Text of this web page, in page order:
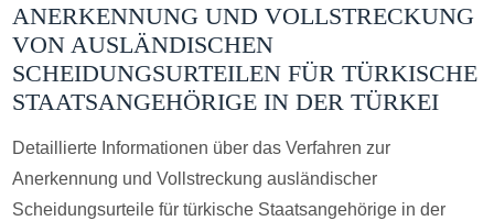
ANERKENNUNG UND VOLLSTRECKUNG
VON AUSLÄNDISCHEN
SCHEIDUNGSURTEILEN FÜR TÜRKISCHE
STAATSANGEHÖRIGE IN DER TÜRKEI
Detaillierte Informationen über das Verfahren zur
Anerkennung und Vollstreckung ausländischer
Scheidungsurteile für türkische Staatsangehörige in der